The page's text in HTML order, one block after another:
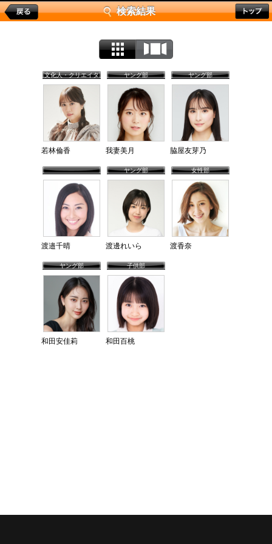
検索結果
文化人・クリエイタ
ー
若林倫香
ヤング部
我妻美月
ヤング部
脇屋友芽乃
渡邉千晴
ヤング部
渡邊れいら
女性部
渡香奈
ヤング部
和田安佳莉
子供部
和田百桃